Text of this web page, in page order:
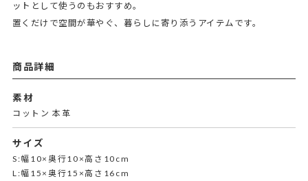
ットとして使うのもおすすめ。
置くだけで空間が華やぐ、暮らしに寄り添うアイテムです。
商品詳細
素材
コットン 本革
サイズ
S:幅10×奥行10×高さ10cm
L:幅15×奥行15×高さ16cm